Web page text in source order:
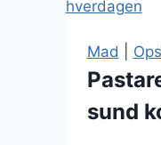
Mad
sund